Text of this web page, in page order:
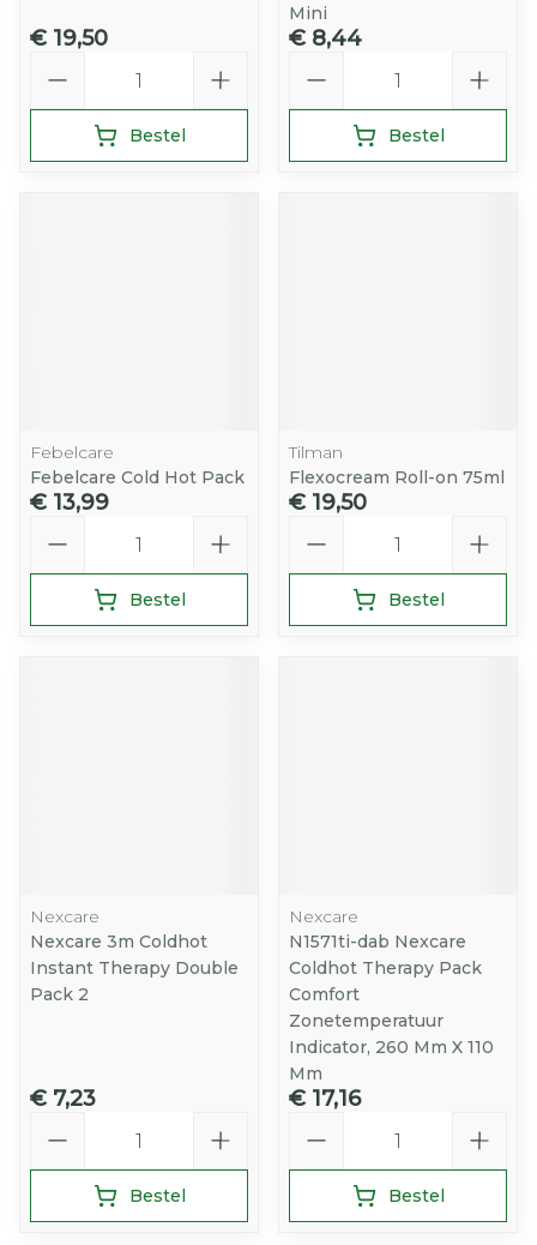
€ 19,50
Bestel
Mini
€ 8,44
Bestel
Febelcare
Febelcare Cold Hot Pack
€ 13,99
Bestel
Tilman
Flexocream Roll-on 75ml
€ 19,50
Bestel
Nexcare
Nexcare 3m Coldhot
Instant Therapy Double
Pack 2
€ 7,23
Bestel
Nexcare
N1571ti-dab Nexcare
Coldhot Therapy Pack
Comfort
Zonetemperatuur
Indicator, 260 Mm X 110
Mm
€ 17,16
Bestel